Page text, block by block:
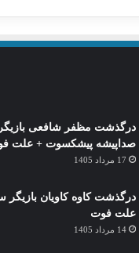
درگذشت مظفر شافعی بازیگر
صداپیشه پیشکسوت + علت
17 مرداد 1405
درگذشت کاوه کاویان بازیگر
علت فوت
14 مرداد 1405